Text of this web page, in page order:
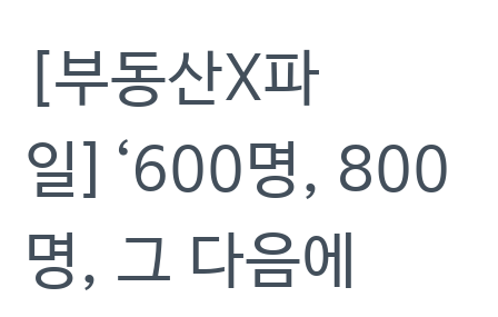
[부동산X파
일]‘600명, 800
명, 그 다음에